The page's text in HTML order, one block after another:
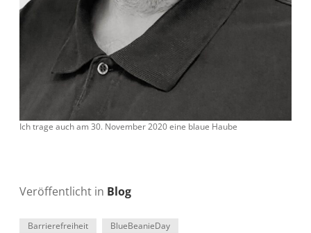
Ich trage auch am 30. November 2020 eine blaue Haube
Veröffentlicht in Blog
Barrierefreiheit BlueBeanieDay